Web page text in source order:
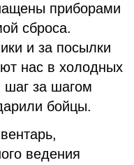
приборами
сброса.
и за посылки
нас в холодных
шаг за шагом
бойцы.
ведения